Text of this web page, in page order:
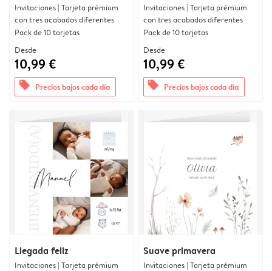
Invitaciones | Tarjeta prémium
con tres acabados diferentes
Pack de 10 tarjetas
Desde
10,99 €
offers Precios bajos cada día
Invitaciones | Tarjeta prémium
con tres acabados diferentes
Pack de 10 tarjetas
Desde
10,99 €
offers Precios bajos cada día
Llegada feliz
Invitaciones | Tarjeta prémium
Suave primavera
Invitaciones | Tarjeta prémium